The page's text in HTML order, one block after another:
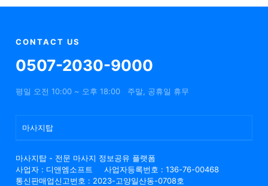
천
CONTACT US
0507-2030-9000
평일 오전 10:00 ~ 오후 18:00 주말, 공휴일 휴무
마사지탑
마사지탑 - 전문 마사지 정보공유 플랫폼
사업자 : 디앤엠소프트
사업자등록번호 : 136-76-00468
통신판매업신고번호 : 2023-고양일산동-0708호